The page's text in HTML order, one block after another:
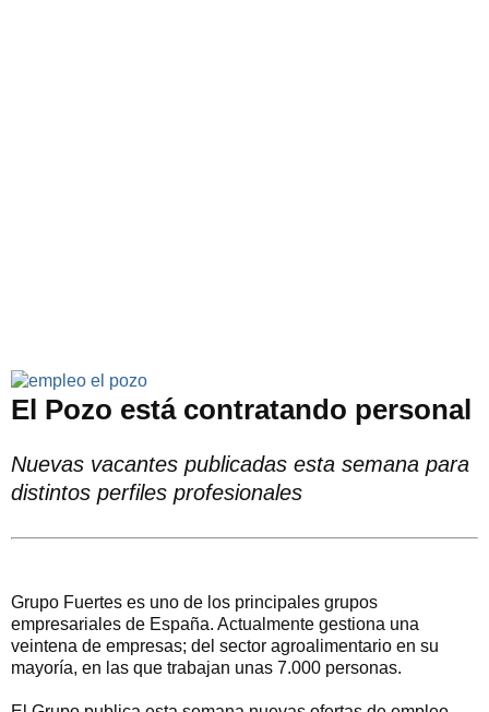
El Pozo está contratando personal
Nuevas vacantes publicadas esta semana para
distintos perfiles profesionales
Grupo Fuertes es uno de los principales grupos
empresariales de España. Actualmente gestiona una
veintena de empresas; del sector agroalimentario en su
mayoría, en las que trabajan unas 7.000 personas.